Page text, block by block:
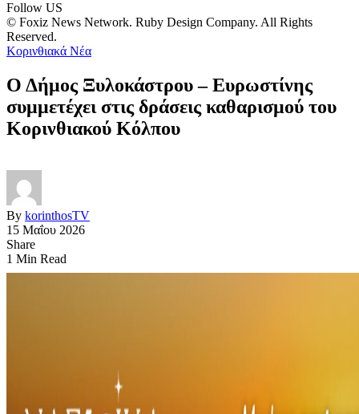
Follow US
© Foxiz News Network. Ruby Design Company. All Rights
Reserved.
Κορινθιακά Νέα
Ο Δήμος Ξυλοκάστρου – Ευρωστίνης
συμμετέχει στις δράσεις καθαρισμού του
Κορινθιακού Κόλπου
By korinthosTV
15 Μαΐου 2026
Share
1 Min Read